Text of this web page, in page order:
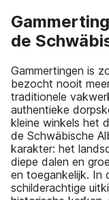
de
Gammertingen is
bezocht nooit
traditionele
authentieke
kleine winkels het
de Schwäbische
karakter: het
diepe dalen en
en toegankelijk. In
schilderachtige